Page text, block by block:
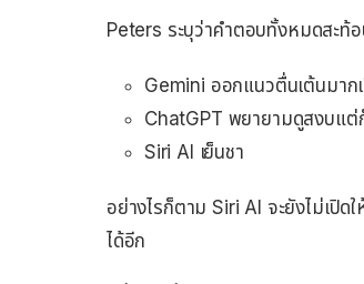
Peters ระบุว่าคำตอบทั้งหมดสะท้
Gemini ออกแนวตื่นเต้นมาก
ChatGPT พยายามดูสงบแต่
Siri AI เย็นชา
อย่างไรก็ตาม Siri AI จะยังไม่เปิด
ได้อีก